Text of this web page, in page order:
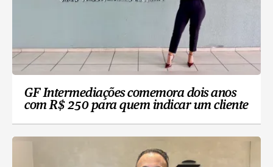
GF Intermediações comemora dois anos
com R$ 250 para quem indicar um cliente